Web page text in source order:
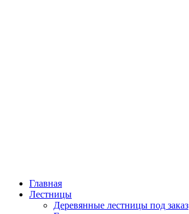
Главная
Лестницы
Деревянные лестницы под заказ